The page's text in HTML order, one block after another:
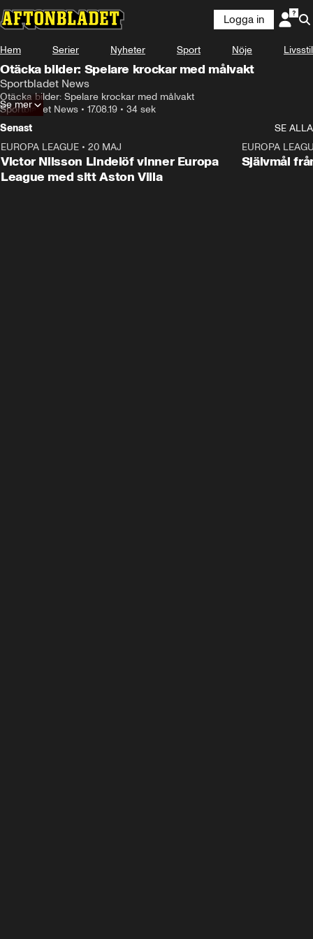
Logga in
Hem Serier Nyheter Sport Nöje Livsstil
Otäcka bilder: Spelare krockar med målvakt
Sportbladet News
Otäcka bilder: Spelare krockar med målvakt
Sportbladet News • 17.08.19 • 34 sek
Se mer
Senast
SE ALLA
EUROPA LEAGUE • 20 MAJ
Victor Nilsson Lindelöf vinner Europa
League med sitt Aston Villa
EUROPA
Självmål